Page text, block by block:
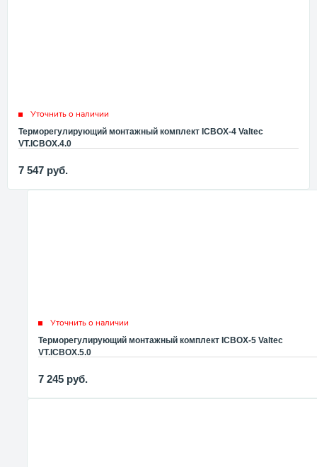
Уточнить о наличии
Терморегулирующий монтажный комплект ICBOX-4 Valtec
VT.ICBOX.4.0
7 547 руб.
Уточнить о наличии
Терморегулирующий монтажный комплект ICBOX-5 Valtec
VT.ICBOX.5.0
7 245 руб.